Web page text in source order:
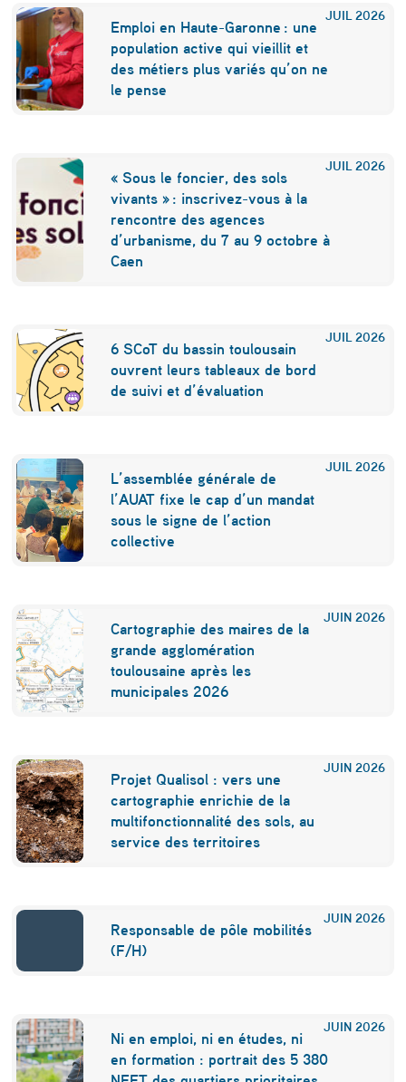
v
i
v
e
l
e
s
r
a
n
ç
a
i
s
?
»
JUIL 2026
Emploi en Haute-Garonne : une
population active qui vieillit et
des métiers plus variés qu’on ne
le pense
JUIL 2026
« Sous le foncier, des sols
vivants » : inscrivez-vous à la
rencontre des agences
d’urbanisme, du 7 au 9 octobre à
Caen
JUIL 2026
6 SCoT du bassin toulousain
ouvrent leurs tableaux de bord
de suivi et d’évaluation
JUIL 2026
L’assemblée générale de
l’AUAT fixe le cap d’un mandat
sous le signe de l’action
collective
JUIN 2026
Cartographie des maires de la
grande agglomération
toulousaine après les
municipales 2026
JUIN 2026
Projet Qualisol : vers une
cartographie enrichie de la
multifonctionnalité des sols, au
service des territoires
JUIN 2026
Responsable de pôle mobilités
(F/H)
JUIN 2026
Ni en emploi, ni en études, ni
en formation : portrait des 5 380